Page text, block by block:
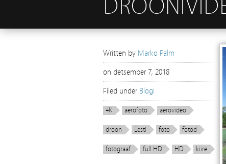
Written by Marko Palm
on detsember 7, 2018
Filed under Blogi
4K aerofoto aerovideo
droon Eesti foto fotod
fotograaf full HD HD kiire